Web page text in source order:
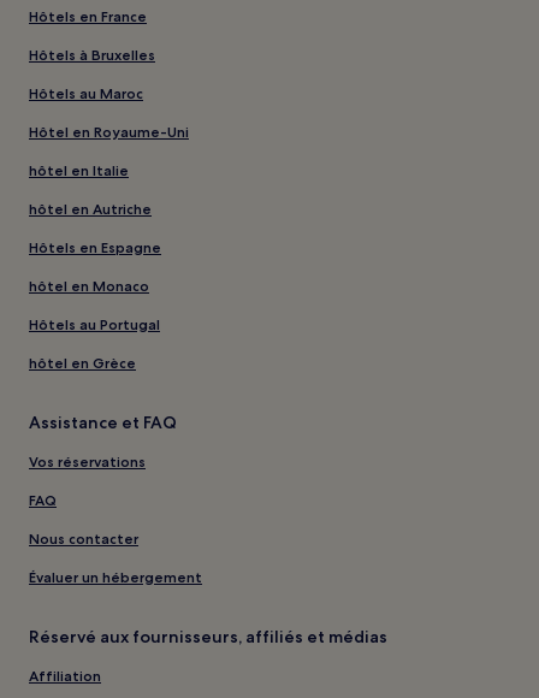
Hôtels en France
Hôtels à Bruxelles
Hôtels au Maroc
Hôtel en Royaume-Uni
hôtel en Italie
hôtel en Autriche
Hôtels en Espagne
hôtel en Monaco
Hôtels au Portugal
hôtel en Grèce
Assistance et FAQ
Vos réservations
FAQ
Nous contacter
Évaluer un hébergement
Réservé aux fournisseurs, affiliés et médias
Affiliation